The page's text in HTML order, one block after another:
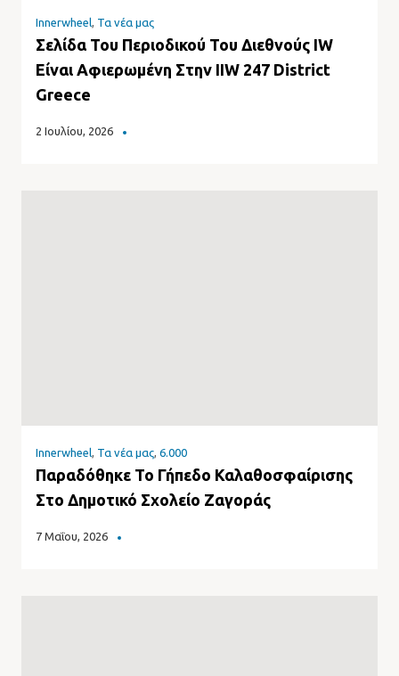
Innerwheel, Τα νέα μας
Σελίδα Του Περιοδικού Του Διεθνούς IW
Είναι Αφιερωμένη Στην IIW 247 District
Greece
2 Ιουλίου, 2026
Innerwheel, Τα νέα μας, 6.000
Παραδόθηκε Το Γήπεδο Καλαθοσφαίρισης
Στο Δημοτικό Σχολείο Ζαγοράς
7 Μαΐου, 2026